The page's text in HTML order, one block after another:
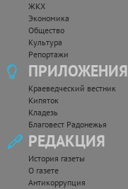
ЖКХ
Экономика
Общество
Культура
Репортажи
ПРИЛОЖЕНИЯ
Краеведческий вестник
Кипяток
Кладезь
Благовест Радонежья
РЕДАКЦИЯ
История газеты
О газете
Антикоррупция